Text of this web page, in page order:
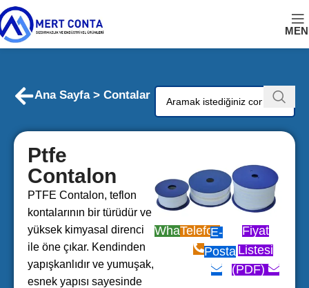
Ana Sayfa > Contalar
Ptfe
Contalon
PTFE Contalon, teflon
kontalarının bir türüdür ve
yüksek kimyasal direnci
ile öne çıkar. Kendinden
yapışkanlıdır ve yumuşak,
esnek yapısı sayesinde
WhatsApp
Telefon
E-
Posta
Fiyat
Listesi
(PDF)